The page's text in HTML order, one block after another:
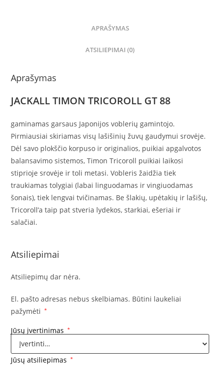
APRAŠYMAS
ATSILIEPIMAI (0)
Aprašymas
JACKALL TIMON TRICOROLL GT 88
gaminamas garsaus Japonijos voblerių gamintojo.
Pirmiausiai skiriamas visų lašišinių žuvų gaudymui srovėje.
Dėl savo plokščio korpuso ir originalios, puikiai apgalvotos
balansavimo sistemos, Timon Tricoroll puikiai laikosi
stiprioje srovėje ir toli metasi. Vobleris žaidžia tiek
traukiamas tolygiai (labai linguodamas ir vingiuodamas
šonais), tiek lengvai tvičinamas. Be šlakių, upėtakių ir lašišų,
Tricoroll’a taip pat stveria lydekos, starkiai, ešeriai ir
salačiai.
Atsiliepimai
Atsiliepimų dar nėra.
El. pašto adresas nebus skelbiamas. Būtini laukeliai
pažymėti
*
Jūsų įvertinimas *
Jūsų atsiliepimas *